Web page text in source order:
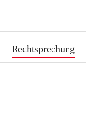
Rechtsprechung